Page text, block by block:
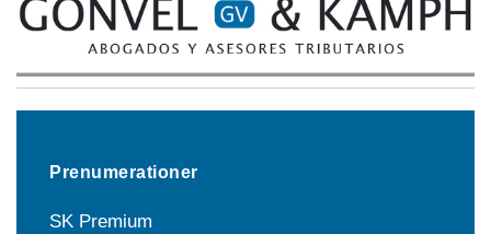
Prenumerationer
SK Premium